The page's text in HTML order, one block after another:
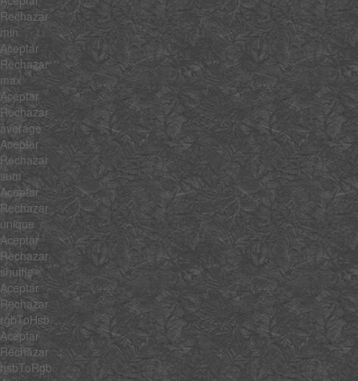
Rechazar
min
Aceptar
Rechazar
max
Aceptar
Rechazar
average
Aceptar
Rechazar
sum
Aceptar
Rechazar
unique
Aceptar
Rechazar
shuffle
Aceptar
Rechazar
rgbToHsb
Aceptar
Rechazar
hsbToRgb